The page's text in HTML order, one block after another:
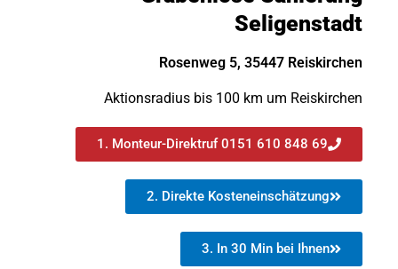
Seligenstadt
Rosenweg 5, 35447 Reiskirchen
Aktionsradius bis 100 km um Reiskirchen
1. Monteur-Direktruf 0151 610 848 69
2. Direkte Kosteneinschätzung
3. In 30 Min bei Ihnen